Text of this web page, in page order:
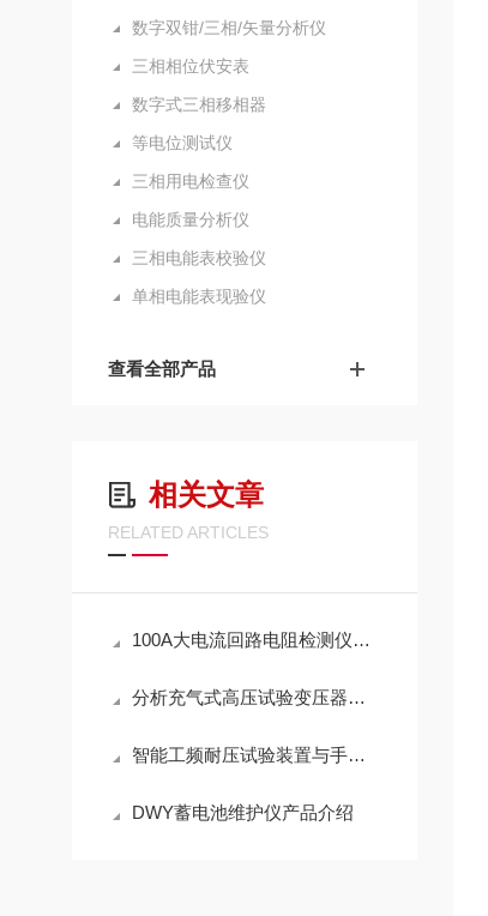
数字双钳/三相/矢量分析仪
三相相位伏安表
数字式三相移相器
等电位测试仪
三相用电检查仪
电能质量分析仪
三相电能表校验仪
单相电能表现验仪
查看全部产品
相关文章
RELATED ARTICLES
100A大电流回路电阻检测仪产品介绍
分析充气式高压试验变压器的使用步骤
智能工频耐压试验装置与手动操作的选择
DWY蓄电池维护仪产品介绍